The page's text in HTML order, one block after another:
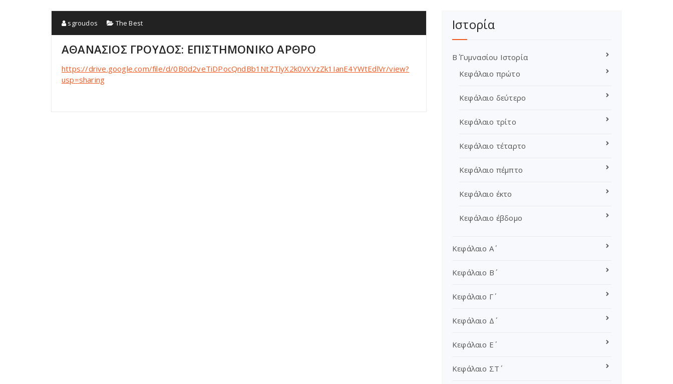
sgroudos The Best
ΑΘΑΝΑΣΙΟΣ ΓΡΟΥΔΟΣ: ΕΠΙΣΤΗΜΟΝΙΚΟ ΑΡΘΡΟ
https://drive.google.com/file/d/0B0d2veTiDPocQndBb1NtZTlyX2k0VXVzZk1IanE4YWtEdlVr/view?
usp=sharing
Ιστορία
Β΄ Γυμνασίου Ιστορία
Κεφάλαιο πρώτο
Κεφάλαιο δεύτερο
Κεφάλαιο τρίτο
Κεφάλαιο τέταρτο
Κεφάλαιο πέμπτο
Κεφάλαιο έκτο
Κεφάλαιο έβδομο
Κεφάλαιο Α΄
Κεφάλαιο Β΄
Κεφάλαιο Γ΄
Κεφάλαιο Δ΄
Κεφάλαιο Ε΄
Κεφάλαιο ΣΤ΄